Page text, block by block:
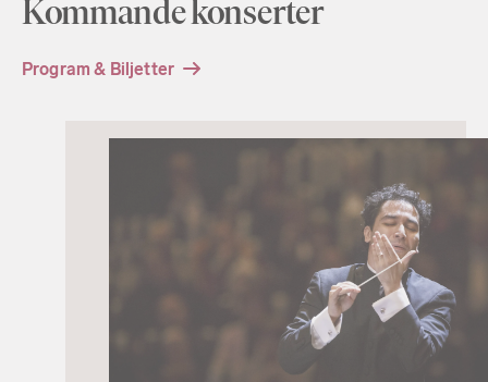
Kommande konserter
Program & Biljetter